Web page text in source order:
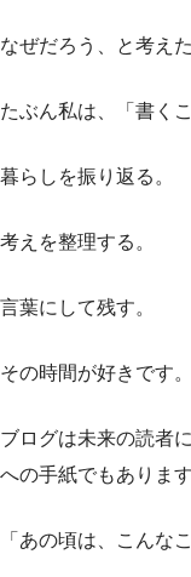
なぜだろう、と考え
たぶん私は、「書く
暮らしを振り返る。
考えを整理する。
言葉にして残す。
その時間が好きです。
ブログは未来の読者
への手紙でもあります
「あの頃は、こんな